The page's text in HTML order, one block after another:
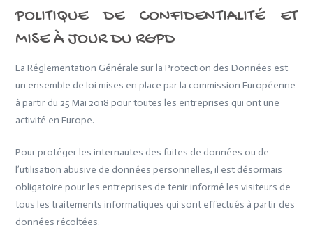
POLITIQUE DE CONFIDENTIALITÉ ET
MISE À JOUR DU RGPD
La Réglementation Générale sur la Protection des Données est
un ensemble de loi mises en place par la commission Européenne
à partir du 25 Mai 2018 pour toutes les entreprises qui ont une
activité en Europe.
Pour protéger les internautes des fuites de données ou de
l’utilisation abusive de données personnelles, il est désormais
obligatoire pour les entreprises de tenir informé les visiteurs de
tous les traitements informatiques qui sont effectués à partir des
données récoltées.